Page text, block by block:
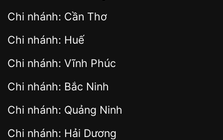
Chi nhánh: Cần Thơ
Chi nhánh: Huế
Chi nhánh: Vĩnh Phúc
Chi nhánh: Bắc Ninh
Chi nhánh: Quảng Ninh
Chi nhánh: Hải Dương